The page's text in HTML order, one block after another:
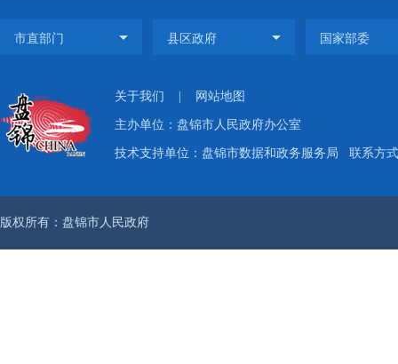
关于我们 网站地图
主办单位：盘锦市人民政府办公室
技术支持单位：盘锦市数据和政务服务局 联系方
版权所有：盘锦市人民政府